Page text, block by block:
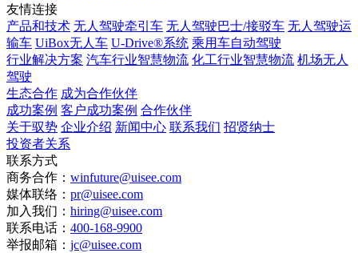
友情连接
产品和技术 无人驾驶牵引车 无人驾驶巴士/接驳车 无人驾驶运
输车 UiBox无人车 U-Drive®系统 乘用车自动驾驶
行业解决方案 汽车行业智慧物流 化工行业智慧物流 机场无人
驾驶
生态合作 成为合作伙伴
成功案例 客户成功案例 合作伙伴
关于驭势 企业介绍 新闻中心 联系我们 招贤纳士
投资者关系
联系方式
商务合作： winfuture@uisee.com
媒体联络： pr@uisee.com
加入我们： hiring@uisee.com
联系电话： 400-168-9900
举报邮箱： jc@uisee.com